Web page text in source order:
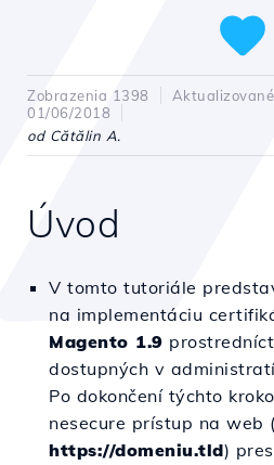
Zobrazenia 1398
01/06/2018
od Cătălin A.
Úvod
V tomto tutoriále
na implementáciu
Magento 1.9
dostupných v
Po dokončení týchto
nesecure prístup na web
https://domeniu.tld)